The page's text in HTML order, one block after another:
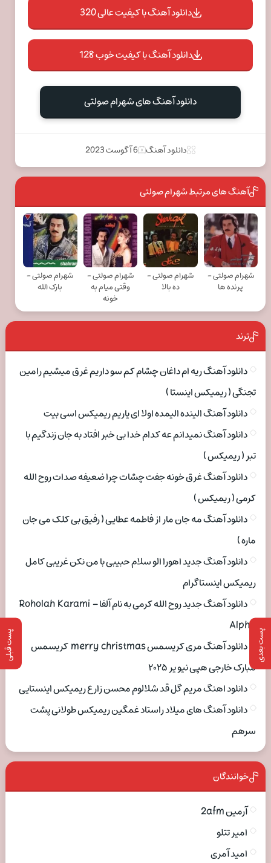
پست بعدی پست قبلی
دانلود آهنگ با کیفیت عالی 320
دانلود آهنگ با کیفیت خوب 128
دانلود آهنگ های شهرام صولتی
دانلود آهنگ 6 آگوست 2023
آهنگ های مرتبط شهرام صولتی
شهرام صولتی -
پرنده ها
شهرام صولتی -
ده بالا
شهرام صولتی -
وقتی میام به
خونه
شهرام صولتی -
بارک الله
ترند
دانلود آهنگ ریه ام داغان چشام کم سو داریم غرق میشیم رامین
تجنگی ( ریمیکس اینستا )
دانلود آهنگ الینده الیمده اولا ای یاریم ریمیکس اسی بیت
دانلود آهنگ نمیدانم عه کدام خدا بی خبر افتاد به جان زندگیم با
تبر ( ریمیکس )
دانلود آهنگ غرق خونه جفت چشات چرا ضعیفه صدات روح الله
کرمی ( ریمیکس )
دانلود آهنگ مه جان مار از فاطمه عطایی ( رفیق بی کلک می جان
ماره )
دانلود آهنگ جدید اهورا الو سلام حبیبی با من نکن غریبی کامل
ریمیکس اینستاگرام
دانلود آهنگ جدید روح الله کرمی به نام آلفا Roholah Karami –
Alpha
دانلود آهنگ مری کریسمس merry christmas کریسمس
مبارک خارجی هپی نیو یر ۲۰۲۵
دانلود اهنگ مریم گل قد شلالوم محسن زارع ریمیکس اینستایی
دانلود آهنگ های میلاد راستاد غمگین ریمیکس طولانی پشت
سرهم
خوانندگان
آرمین 2afm
امیر تتلو
امید آمری